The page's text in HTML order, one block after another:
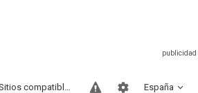
España
Sitios compatibles